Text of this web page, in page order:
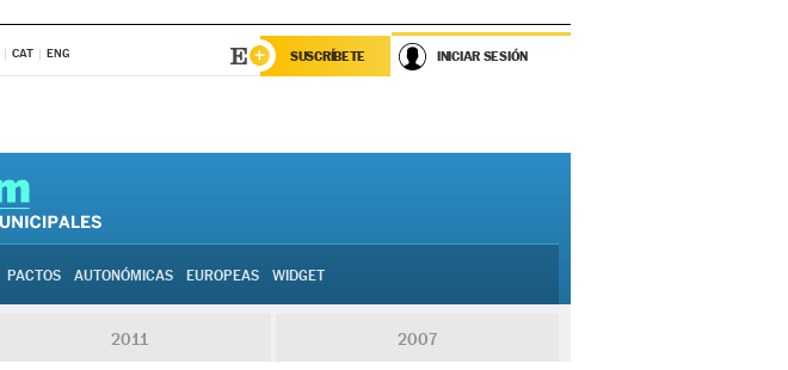
CAT ENG SUSCRÍBETE INICIAR SESIÓN
PACTOS AUTONÓMICAS EUROPEAS WIDGET
2011 2007